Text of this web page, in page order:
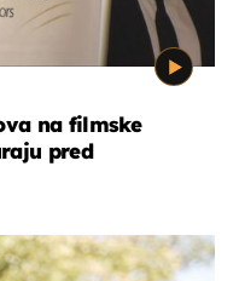
na filmske
pred